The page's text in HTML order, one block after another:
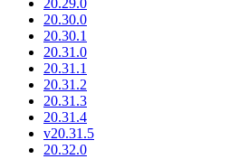
20.30.0
20.30.1
20.31.0
20.31.1
20.31.2
20.31.3
20.31.4
v20.31.5
20.32.0